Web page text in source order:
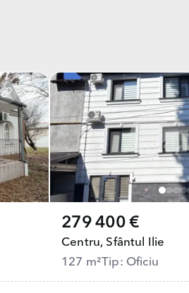
279 400 €
Centru, Sfântul Ilie
127 m²Tip: Oficiu